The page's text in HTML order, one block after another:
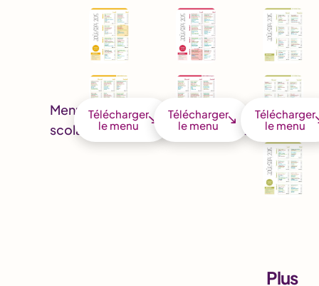
Menu
scolaire
Télécharger
le menu
Menu
entreprise
Télécharger
le menu
Menu
santé
Télécharger
le menu
Plus